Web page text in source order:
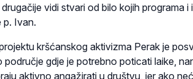
vidi stvari od bilo kojih programa i
p. Ivan.
kršćanskog aktivizma Perak je
gdje je potrebno poticati laike,
aktivno angažirati u društvu, jer ako